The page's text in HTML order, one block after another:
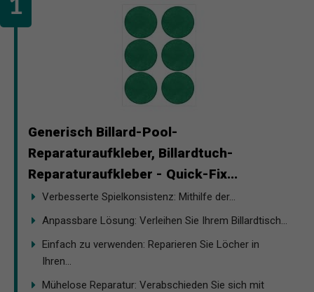
Generisch Billard-Pool-
Reparaturaufkleber, Billardtuch-
Reparaturaufkleber - Quick-Fix...
Verbesserte Spielkonsistenz: Mithilfe der...
Anpassbare Lösung: Verleihen Sie Ihrem Billardtisch...
Einfach zu verwenden: Reparieren Sie Löcher in
Ihren...
Mühelose Reparatur: Verabschieden Sie sich mit